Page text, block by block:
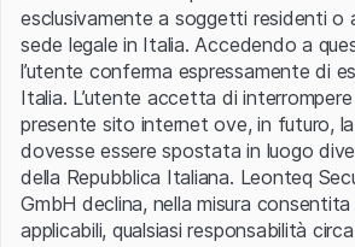
vengono reinvestiti nell’indice.
La composizione
La composizione dell'indice viene
trimestralmente ad opera di un
creato ad hoc
Il Comitato dell’indice è formato
FuW, dai responsabili
esclusivamente a soggetti residenti o
sede legale in Italia. Accedendo a
l’utente conferma espressamente di
Italia. L’utente accetta di interrompere
presente sito internet ove, in futuro,
dovesse essere spostata in luogo
della Repubblica Italiana. Leonteq
GmbH declina, nella misura consentita
applicabili, qualsiasi responsabilità